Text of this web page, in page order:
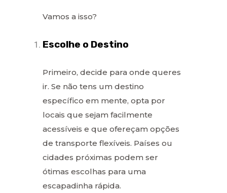
Vamos a isso?
Escolhe o Destino
Primeiro, decide para onde queres
ir. Se não tens um destino
específico em mente, opta por
locais que sejam facilmente
acessíveis e que ofereçam opções
de transporte flexíveis. Países ou
cidades próximas podem ser
ótimas escolhas para uma
escapadinha rápida.